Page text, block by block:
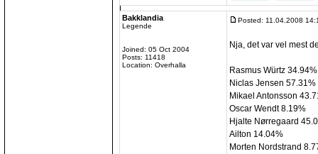
Bakklandia
Legende
Joined: 05 Oct 2004
Posts: 11418
Location: Overhalla
Posted: 11.04.2008
Nja, det var vel mest
Rasmus Würtz 34.94%
Niclas Jensen 57.31%
Mikael Antonsson
Oscar Wendt 8.19%
Hjalte Nørregaard
Ailton 14.04%
Morten Nordstrand